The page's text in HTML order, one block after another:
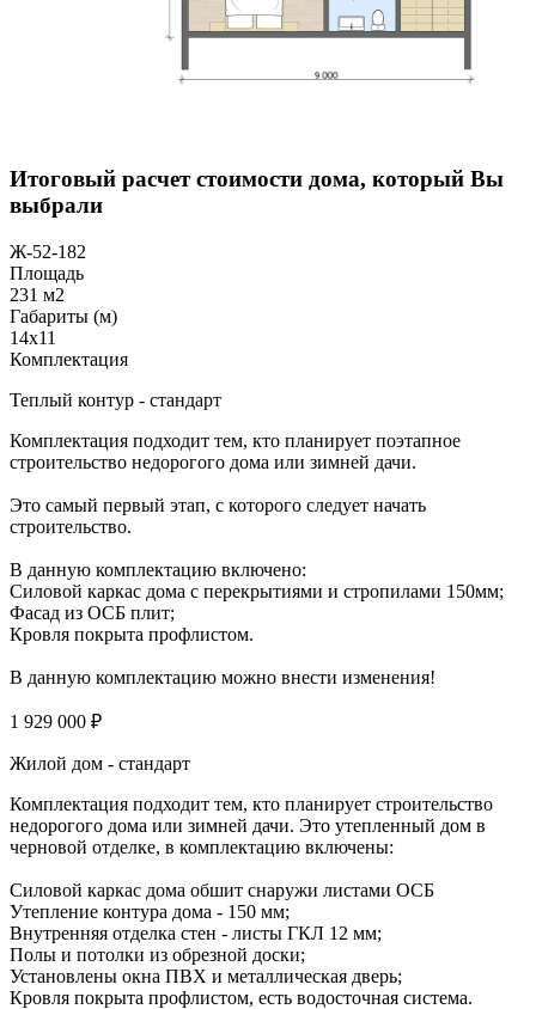
Итоговый расчет стоимости дома, который Вы
выбрали
Ж-52-182
Площадь
231 м2
Габариты (м)
14x11
Комплектация
Теплый контур - стандарт
Комплектация подходит тем, кто планирует поэтапное
строительство недорогого дома или зимней дачи.
Это самый первый этап, с которого следует начать
строительство.
В данную комплектацию включено:
Силовой каркас дома с перекрытиями и стропилами 150мм;
Фасад из ОСБ плит;
Кровля покрыта профлистом.
В данную комплектацию можно внести изменения!
1 929 000 ₽
Жилой дом - стандарт
Комплектация подходит тем, кто планирует строительство
недорогого дома или зимней дачи. Это утепленный дом в
черновой отделке, в комплектацию включены:
Силовой каркас дома обшит снаружи листами ОСБ
Утепление контура дома - 150 мм;
Внутренняя отделка стен - листы ГКЛ 12 мм;
Полы и потолки из обрезной доски;
Установлены окна ПВХ и металлическая дверь;
Кровля покрыта профлистом, есть водосточная система.